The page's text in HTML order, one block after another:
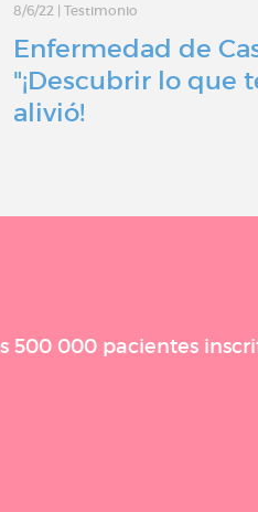
8/6/22 |Testimonio
Enfermedad de
"¡Descubrir lo que
alivió!
500 000 pacientes